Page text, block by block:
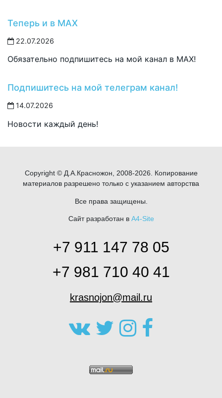
Теперь и в MAX
22.07.2026
Обязательно подпишитесь на мой канал в MAX!
Подпишитесь на мой телеграм канал!
14.07.2026
Новости каждый день!
Copyright © Д.А.Красножон, 2008-2026. Копирование
материалов разрешено только с указанием авторства
Все права защищены.
Сайт разработан в A4-Site
+7 911 147 78 05
+7 981 710 40 41
krasnojon@mail.ru